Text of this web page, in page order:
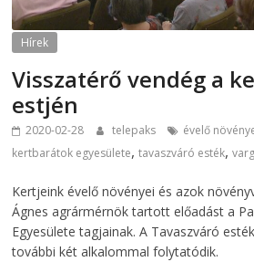
Hírek
Visszatérő vendég a
estjén
2020-02-28 telepaks évelő
kertbarátok egyesülete,tavaszváró esték,
Kertjeink évelő növényei és azok
Ágnes agrármérnök tartott előadást a
Egyesülete tagjainak. A Tavaszváró
további két alkalommal folytatódik.